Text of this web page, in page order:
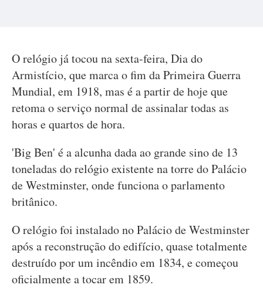
O relógio já tocou na sexta-feira, Dia do
Armistício, que marca o fim da Primeira Guerra
Mundial, em 1918, mas é a partir de hoje que
retoma o serviço normal de assinalar todas as
horas e quartos de hora.
'Big Ben' é a alcunha dada ao grande sino de 13
toneladas do relógio existente na torre do Palácio
de Westminster, onde funciona o parlamento
britânico.
O relógio foi instalado no Palácio de Westminster
após a reconstrução do edifício, quase totalmente
destruído por um incêndio em 1834, e começou
oficialmente a tocar em 1859.